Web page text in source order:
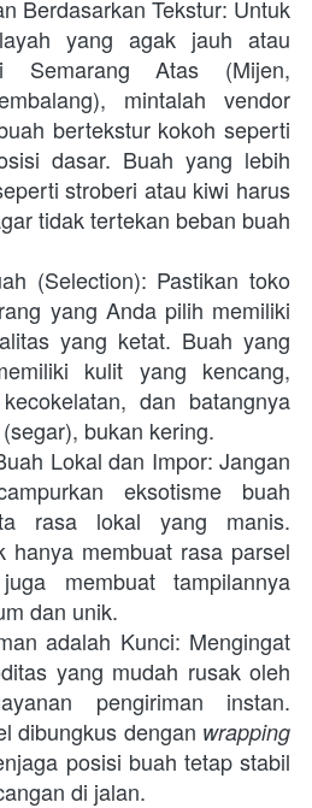
Berdasarkan Tekstur: Untuk
yang agak jauh atau
Semarang Atas (Mijen,
mintalah vendor
bertekstur kokoh seperti
dasar. Buah yang lebih
stroberi atau kiwi harus
tidak tertekan beban buah
(Selection): Pastikan toko
yang Anda pilih memiliki
yang ketat. Buah yang
kulit yang kencang,
dan batangnya
bukan kering.
Lokal dan Impor: Jangan
eksotisme buah
rasa lokal yang manis.
hanya membuat rasa parsel
membuat tampilannya
dan unik.
adalah Kunci: Mengingat
yang mudah rusak oleh
pengiriman instan.
dibungkus dengan wrapping
posisi buah tetap stabil
di jalan.